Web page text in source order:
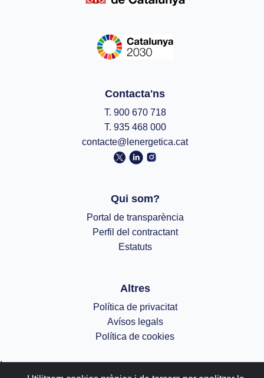
Contacta'ns
T. 900 670 718
T. 935 468 000
contacte@lenergetica.cat
Qui som?
Portal de transparència
Perfil del contractant
Estatuts
Altres
Política de privacitat
Avísos legals
Política de cookies
;